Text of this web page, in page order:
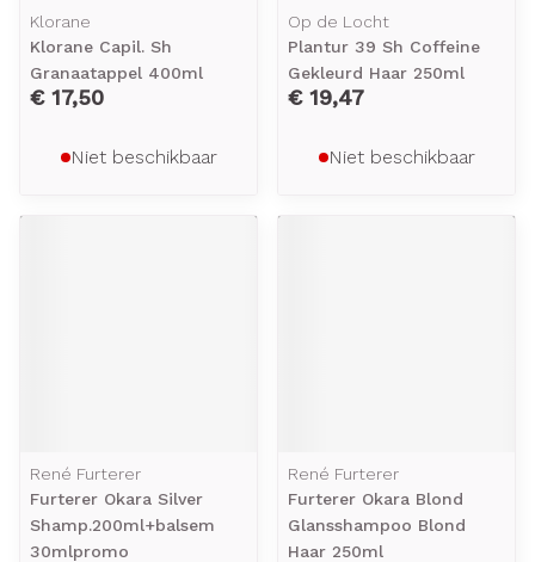
Klorane
Klorane Capil. Sh
Granaatappel 400ml
€ 17,50
Niet beschikbaar
Op de Locht
Plantur 39 Sh Coffeine
Gekleurd Haar 250ml
€ 19,47
Niet beschikbaar
René Furterer
Furterer Okara Silver
Shamp.200ml+balsem
30mlpromo
René Furterer
Furterer Okara Blond
Glansshampoo Blond
Haar 250ml